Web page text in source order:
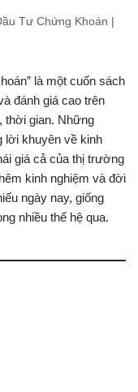
Tư Chứng Khoán |
là một cuốn sách
đánh giá cao trên
thời gian. Những
lời khuyên về kinh
giá cả của thị trường
kinh nghiệm và đời
ngày nay, giống
nhiều thế hệ qua.